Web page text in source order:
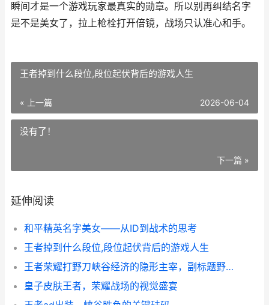
瞬间才是一个游戏玩家最真实的勋章。所以别再纠结名字
是不是美女了，拉上枪栓打开倍镜，战场只认准心和手。
王者掉到什么段位,段位起伏背后的游戏人生
« 上一篇 2026-06-04
没有了！
下一篇 »
延伸阅读
和平精英名字美女——从ID到战术的思考
王者掉到什么段位,段位起伏背后的游戏人生
王者荣耀打野刀峡谷经济的隐形主宰，副标题野区博弈的核心密码
皇子皮肤王者，荣耀战场的视觉盛宴